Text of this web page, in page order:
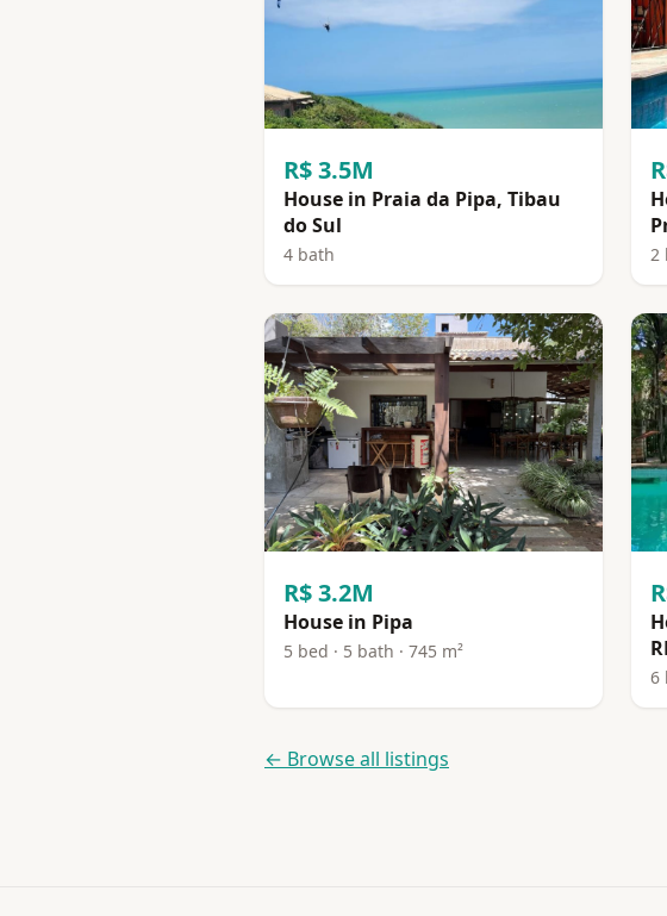
R$ 3.5M
House in Praia da Pipa, Tibau
do Sul
4 bath 2
R$ 3.2M
House in Pipa
5 bed · 5 bath · 745 m²
6
← Browse all listings